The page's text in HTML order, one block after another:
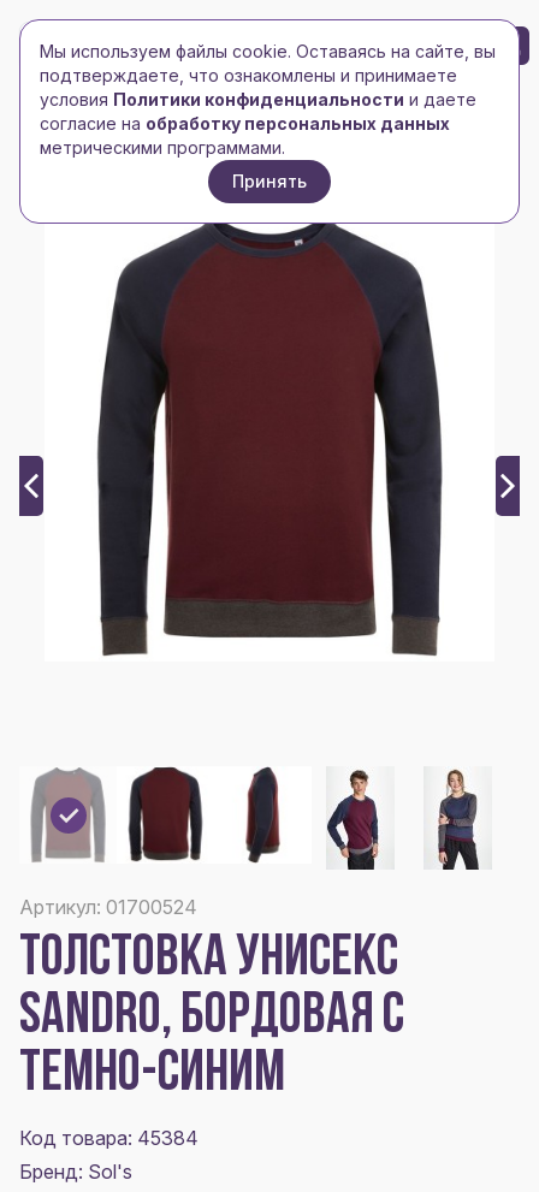
Toggle navigation
Toggle navigation
БРЕНД-ЛОГО 0
Главная/Толстовки /Мужские толстовки/
Толстовка унисекс Sandro, бордовая с темно-синим
Артикул: 01700524
ТОЛСТОВКА УНИСЕКС
SANDRO, БОРДОВАЯ С
ТЕМНО-СИНИМ
Код товара: 45384
Бренд: Sol's
Мы используем файлы cookie. Оставаясь на сайте, вы
подтверждаете, что ознакомлены и принимаете
условия Политики конфиденциальности и даете
согласие на обработку персональных данных
метрическими программами.
Принять